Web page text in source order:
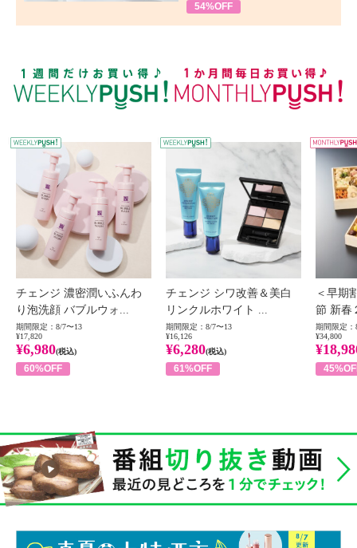
54%OFF
WEEKLY PUSH
チェンジ 濃密潤いふんわ
り泡洗顔 バブルウォ...
期間限定：8/7〜13
¥17,820
¥6,980(税込)
60%OFF
チェンジ シワ改善＆美白
リンクルホワイト ...
期間限定：8/7〜13
¥16,126
¥6,280(税込)
61%OFF
＜早期
節 新春
期間限定：
¥34,800